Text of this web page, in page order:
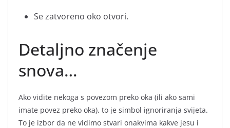
Se zatvoreno oko otvori.
Detaljno značenje
snova…
Ako vidite nekoga s povezom preko oka (ili ako sami
imate povez preko oka), to je simbol ignoriranja svijeta.
To je izbor da ne vidimo stvari onakvima kakve jesu i